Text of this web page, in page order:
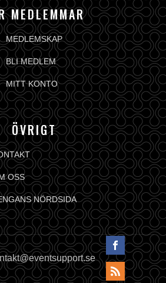
MEDLEMMAR
MEDLEMSKAP
BLI MEDLEM
MITT KONTO
ÖVRIGT
OSS
NÖRDSIDA